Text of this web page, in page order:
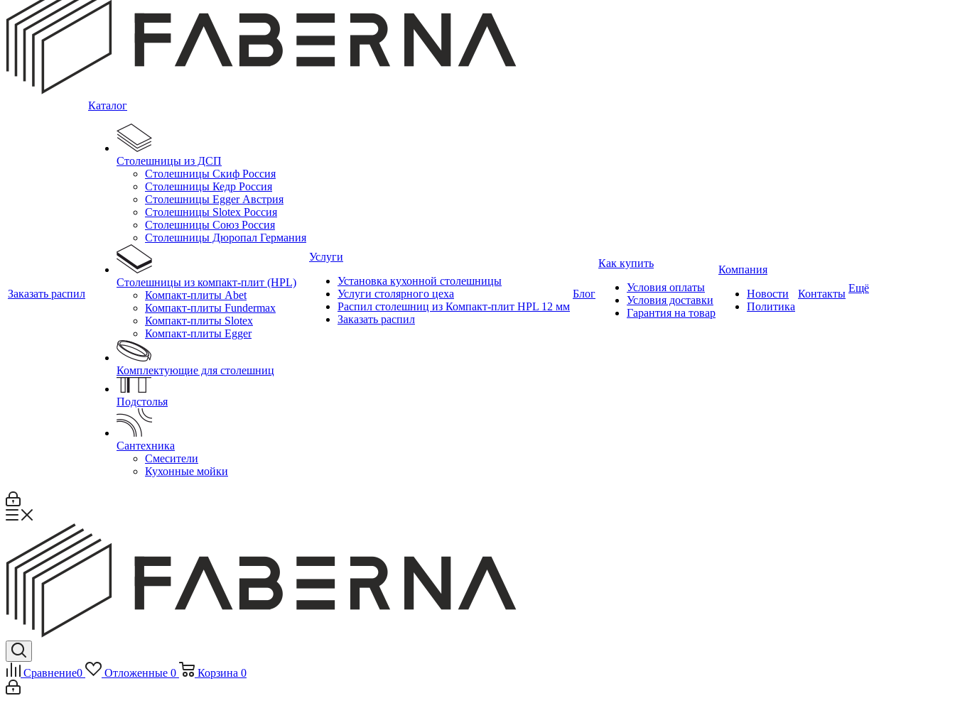
Заказать распил
Каталог
Столешницы из ДСП
Столешницы Скиф Россия
Столешницы Кедр Россия
Столешницы Egger Австрия
Столешницы Slotex Россия
Столешницы Союз Россия
Столешницы Дюропал Германия
Столешницы из компакт-плит (HPL)
Компакт-плиты Abet
Компакт-плиты Fundermax
Компакт-плиты Slotex
Компакт-плиты Egger
Комплектующие для столешниц
Подстолья
Сантехника
Смесители
Кухонные мойки
Услуги
Установка кухонной столешницы
Услуги столярного цеха
Распил столешниц из Компакт-плит HPL 12 мм
Заказать распил
Блог
Как купить
Условия оплаты
Условия доставки
Гарантия на товар
Компания
Новости
Политика
Контакты Ещё
Сравнение0 Отложенные 0 Корзина 0